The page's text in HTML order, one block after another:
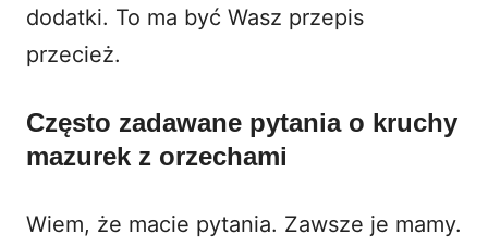
dodatki. To ma być Wasz przepis
przecież.
Często zadawane pytania o kruchy
mazurek z orzechami
Wiem, że macie pytania. Zawsze je mamy.